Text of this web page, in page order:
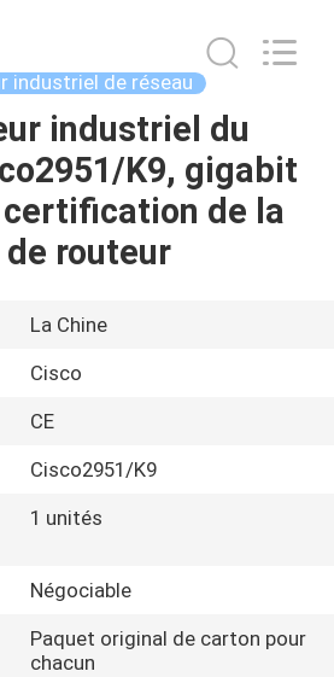
industriel de réseau
industriel du
K9, gigabit
de la
de routeur
La Chine
Cisco
CE
Cisco2951/K9
1 unités
Négociable
Paquet original de carton pour
chacun